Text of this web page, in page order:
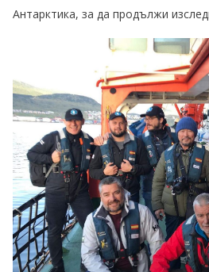
Антарктика, за да продължи